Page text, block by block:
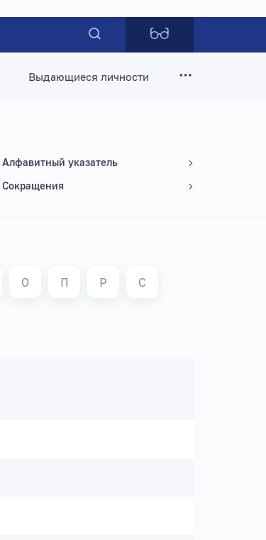
Выдающиеся личности
Алфавитный указатель
Сокращения
О П Р С